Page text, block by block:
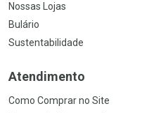
Nossas Lojas
Bulário
Sustentabilidade
Atendimento
Como Comprar no Site